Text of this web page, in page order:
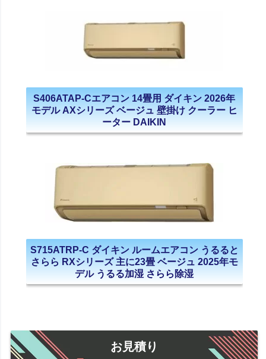
S406ATAP-Cエアコン 14畳用 ダイキン 2026年
モデル AXシリーズ ベージュ 壁掛け クーラー ヒ
ーター DAIKIN
S715ATRP-C ダイキン ルームエアコン うるると
さらら RXシリーズ 主に23畳 ベージュ 2025年モ
デル うるる加湿 さらら除湿
お見積り